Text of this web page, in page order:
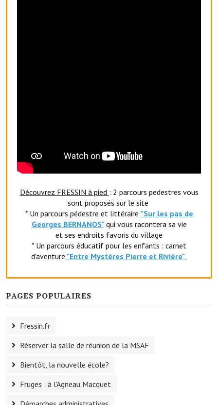
La société de chasse
Le sport au foyer rural
Les foulées Fressinoises
Fêtes et manifestations
Le calendrier annuel
Liste et coordonnées des associations
TOURISME, PATRIMOINE
Fressin, ville d'histoire
L'église
Les panneaux du patrimoine
Le château
Georges Bernanos
Découvrez FRESSIN à pied : 2 parcours pedestres vous
sont proposés sur le site
* Un parcours pédestre et littéraire "Sur les pas de
Georges BERNANOS" qui vous racontera sa vie
et ses endroits favoris du village
* Un parcours éducatif pour les enfants : carnet
d'aventure "Entre Mystères Pierre et Rivière"
PAGES POPULAIRES
Fressin.fr
Réserver la salle de réunion de la MSAF
Bientôt, la nouvelle école?
Fruges : à l'Agneau Macquet